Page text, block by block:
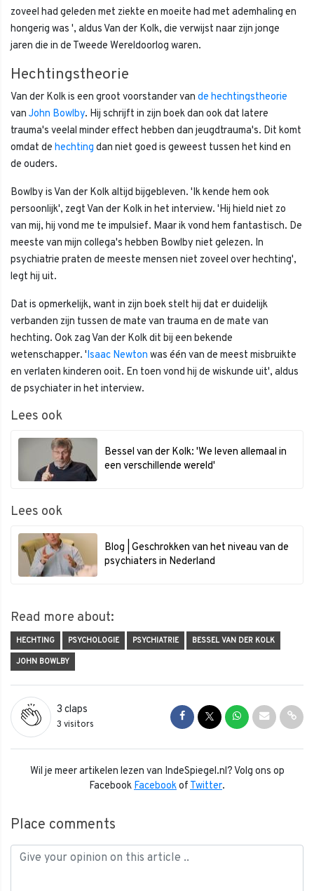
zoveel had geleden met ziekte en moeite had met ademhaling en
hongerig was ', aldus Van der Kolk, die verwijst naar zijn jonge
jaren die in de Tweede Wereldoorlog waren.
Hechtingstheorie
Van der Kolk is een groot voorstander van de hechtingstheorie
van John Bowlby. Hij schrijft in zijn boek dan ook dat latere
trauma's veelal minder effect hebben dan jeugdtrauma's. Dit komt
omdat de hechting dan niet goed is geweest tussen het kind en
de ouders.
Bowlby is Van der Kolk altijd bijgebleven. 'Ik kende hem ook
persoonlijk', zegt Van der Kolk in het interview. 'Hij hield niet zo
van mij, hij vond me te impulsief. Maar ik vond hem fantastisch. De
meeste van mijn collega's hebben Bowlby niet gelezen. In
psychiatrie praten de meeste mensen niet zoveel over hechting',
legt hij uit.
Dat is opmerkelijk, want in zijn boek stelt hij dat er duidelijk
verbanden zijn tussen de mate van trauma en de mate van
hechting. Ook zag Van der Kolk dit bij een bekende
wetenschapper. 'Isaac Newton was één van de meest misbruikte
en verlaten kinderen ooit. En toen vond hij de wiskunde uit', aldus
de psychiater in het interview.
Lees ook
Bessel van der Kolk: 'We leven allemaal in
een verschillende wereld'
Lees ook
Blog | Geschrokken van het niveau van de
psychiaters in Nederland
Read more about:
HECHTING PSYCHOLOGIE PSYCHIATRIE BESSEL VAN DER KOLK
JOHN BOWLBY
3 claps
3 visitors
Share on Facebook
Share on Twitter
Share onShare via
Wil je meer artikelen lezen van IndeSpiegel.nl? Volg ons op
FacebookFacebookofTwitter.
Place comments